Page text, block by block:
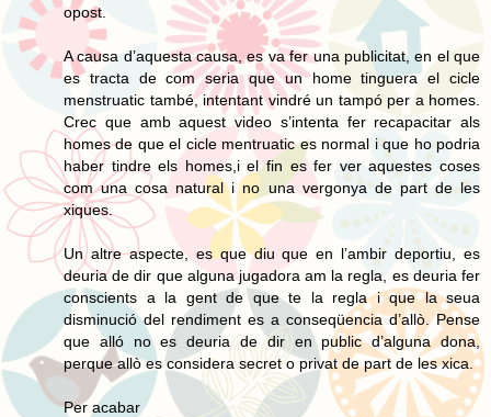
opost.
A causa d’aquesta causa, es va fer una publicitat, en el que
es tracta de com seria que un home tinguera el cicle
menstruatic també, intentant vindré un tampó per a homes.
Crec que amb aquest video s’intenta fer recapacitar als
homes de que el cicle mentruatic es normal i que ho podria
haber tindre els homes,i el fin es fer ver aquestes coses
com una cosa natural i no una vergonya de part de les
xiques.
Un altre aspecte, es que diu que en l’ambir deportiu, es
deuria de dir que alguna jugadora am la regla, es deuria fer
conscients a la gent de que te la regla i que la seua
disminució del rendiment es a conseqüencia d’allò. Pense
que alló no es deuria de dir en public d’alguna dona,
perque allò es considera secret o privat de part de les xica.
Per acabar